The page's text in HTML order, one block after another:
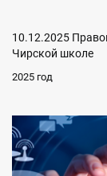
10.12.2025
Чирской школе
2025 год